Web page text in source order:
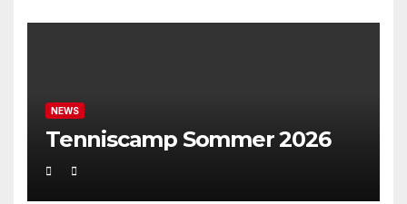
NEWS
Tenniscamp Sommer 2026